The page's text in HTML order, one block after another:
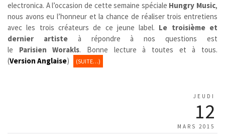
electronica. A l’occasion de cette semaine spéciale Hungry Music,
nous avons eu l’honneur et la chance de réaliser trois entretiens
avec les trois créateurs de ce jeune label. Le troisième et
dernier artisteà répondre à nos questions est
le Parisien Worakls. Bonne lecture à toutes et à tous.
(Version Anglaise) (SUITE…)
JEUDI
12
MARS 2015